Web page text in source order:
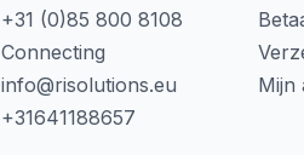
+31 (0)85 800 8108
Connecting
info@risolutions.eu
+31641188657
Mijn